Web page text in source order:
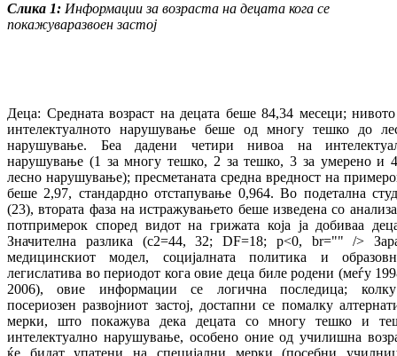
Слика 1: Информации за возраста на децата кога се
покажуваразвоензастој
Деца: Средната возраст на децата беше 84,34 месеци;
интелектуалното нарушување беше од многу тешко до
нарушување. Беа дадени четири нивоа на
нарушување (1 за многу тешко, 2 за тешко, 3 за умерено и
лесно нарушување); пресметаната средна вредност на
беше 2,97, стандардно отстапување 0,964. Во подетална
(23), втората фаза на истражувањето беше изведена со
потпримерок според видот на грижата која ја добиваа
Значителна разлика (c2=44, 32; DF=18; p<0, br="" />
медицинскиот модел, социјалната политика и
легислатива во периодот кога овие деца биле родени (меѓу
2006), овие информации се логична последица;
посериозен развојниот застој, достапни се помалку
мерки, што покажува дека децата со многу тешко и
интелектуално нарушување, особено оние од училишна